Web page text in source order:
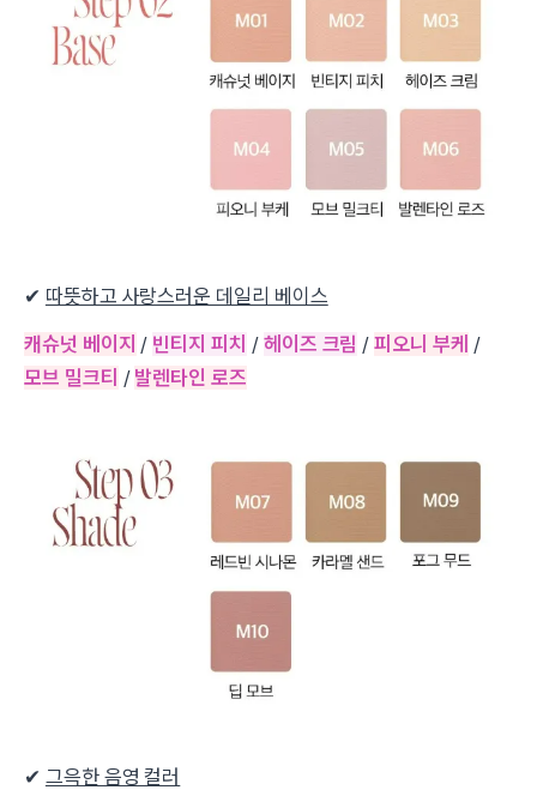
✔ 따뜻하고 사랑스러운 데일리 베이스
캐슈넛 베이지 / 빈티지 피치 / 헤이즈 크림 /피오니 부케 /
모브 밀크티 / 발렌타인 로즈
✔ 그윽한 음영 컬러